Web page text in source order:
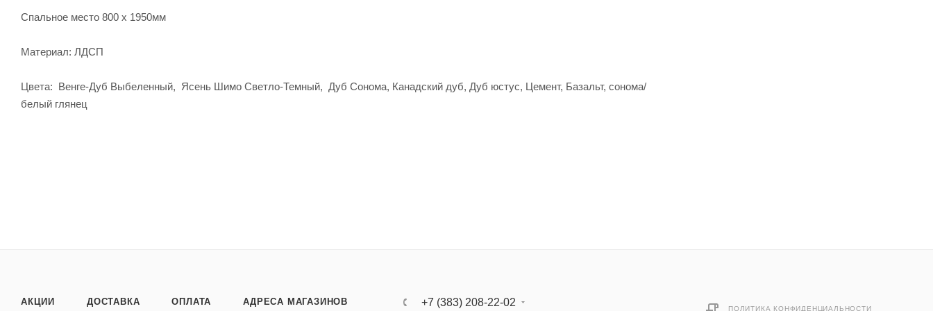
Спальное место 800 х 1950мм
Материал: ЛДСП
Цвета: Венге-Дуб Выбеленный, Ясень Шимо Светло-Темный, Дуб Сонома, Канадский дуб, Дуб юстус, Цемент, Базальт, сонома/
белый глянец
АКЦИИ ДОСТАВКА ОПЛАТА АДРЕСА МАГАЗИНОВ +7 (383) 208-22-02
ПОЛИТИКА КОНФИДЕНЦИАЛЬНОСТИ